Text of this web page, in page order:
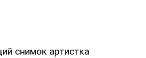
снимок артистка